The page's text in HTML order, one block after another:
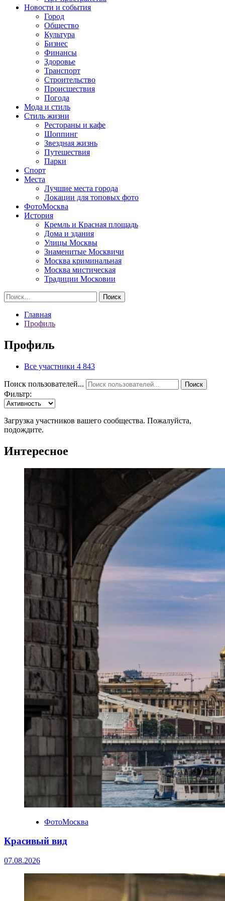
Новости и события
Город
Общество
Культура
Бизнес
Финансы
Здоровье
Транспорт
Строительство
Происшествия
Погода
Мода и стиль
Стиль жизни
Рестораны и кафе
Шоппинг
Звездная жизнь
Путешествия
Парки
Спорт
Места
Лучшие места города
Локации для топовых фото
ФотоМосква
История
Кремль и Красная площадь
Дома и здания
Улицы Москвы
Знаменитые Москвичи
Москва криминальная
Москва мистическая
Традиции Московии
Найти:
Главная
Профиль
Профиль
Все участники 4 843
Поиск пользователей... Поиск
Фильтр:
Загрузка участников вашего сообщества. Пожалуйста,
подождите.
Интересное
ФотоМосква
Красивый вид
07.08.2026